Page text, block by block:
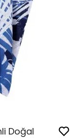
Doğal